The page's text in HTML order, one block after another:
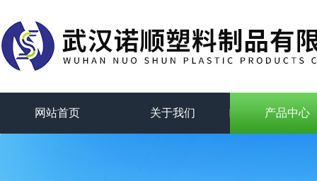
网站首页 关于我们 产品中心